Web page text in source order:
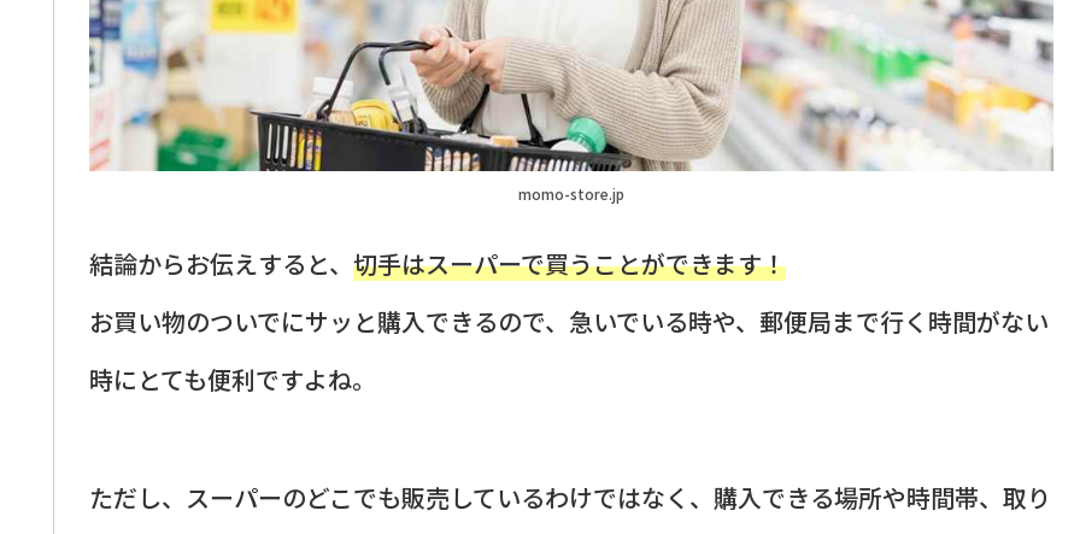
momo-store.jp
結論からお伝えすると、 切手はスーパーで買うことができます！
お買い物のついでにサッと購入できるので、急いでいる時や、郵便局まで行く時間がない
時にとても便利ですよね。
ただし、スーパーのどこでも販売しているわけではなく、購入できる場所や時間帯、取り